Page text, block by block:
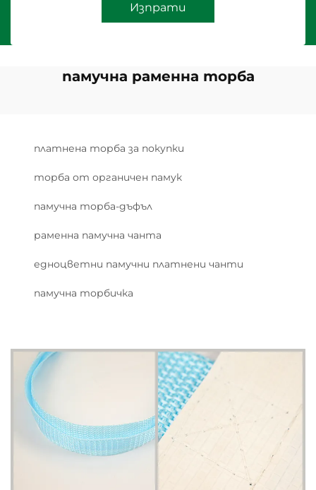
Изпрати
памучна раменна торба
платнена торба за покупки
торба от органичен памук
памучна торба-дъфъл
раменна памучна чанта
едноцветни памучни платнени чанти
памучна торбичка